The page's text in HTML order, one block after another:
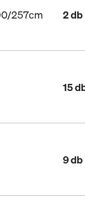
257cm 2 db
15
9 db